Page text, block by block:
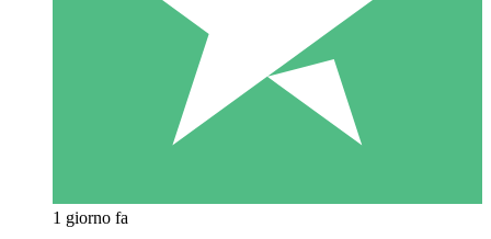
1 giorno fa